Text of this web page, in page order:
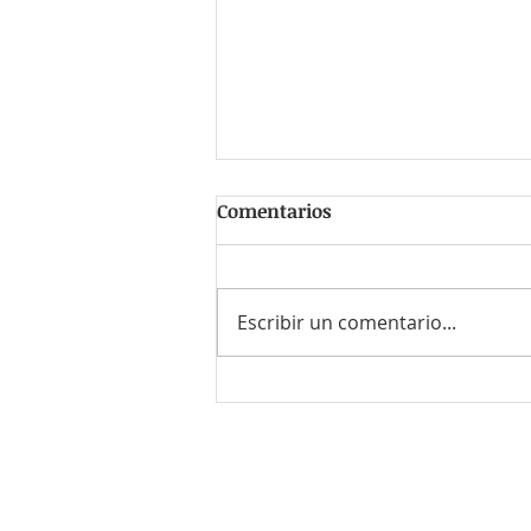
Comentarios
Escribir un comentario...